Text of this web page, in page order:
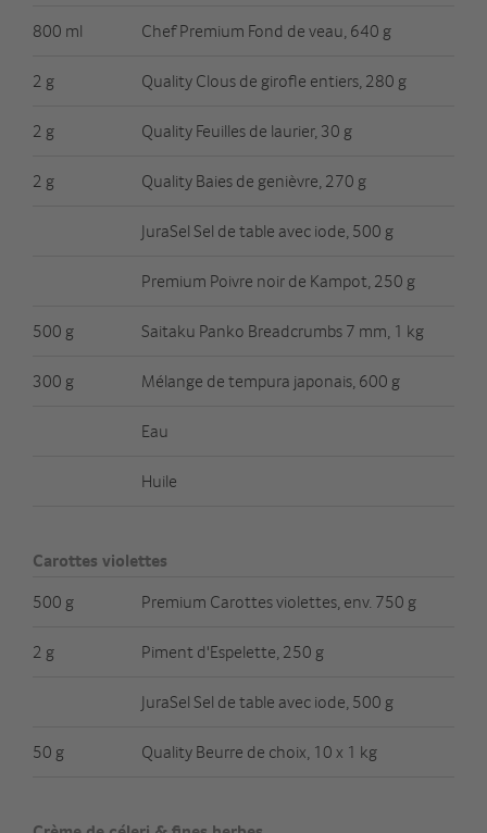
800 ml Chef Premium Fond de veau, 640 g
2 g Quality Clous de girofle entiers, 280 g
2 g Quality Feuilles de laurier, 30 g
2 g Quality Baies de genièvre, 270 g
JuraSel Sel de table avec iode, 500 g
Premium Poivre noir de Kampot, 250 g
500 g Saitaku Panko Breadcrumbs 7 mm, 1 kg
300 g Mélange de tempura japonais, 600 g
Eau
Huile
Carottes violettes
500 g
Premium Carottes violettes, env. 750 g
2 g Piment d'Espelette, 250 g
JuraSel Sel de table avec iode, 500 g
50 g Quality Beurre de choix, 10 x 1 kg